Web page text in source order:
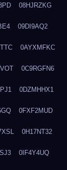
08HJRZKG
09DI9AQ2
0AYXMFKC
0C9RGFN6
0DZMHHX1
0FXF2MUD
0H17NT32
0IF4Y4UQ